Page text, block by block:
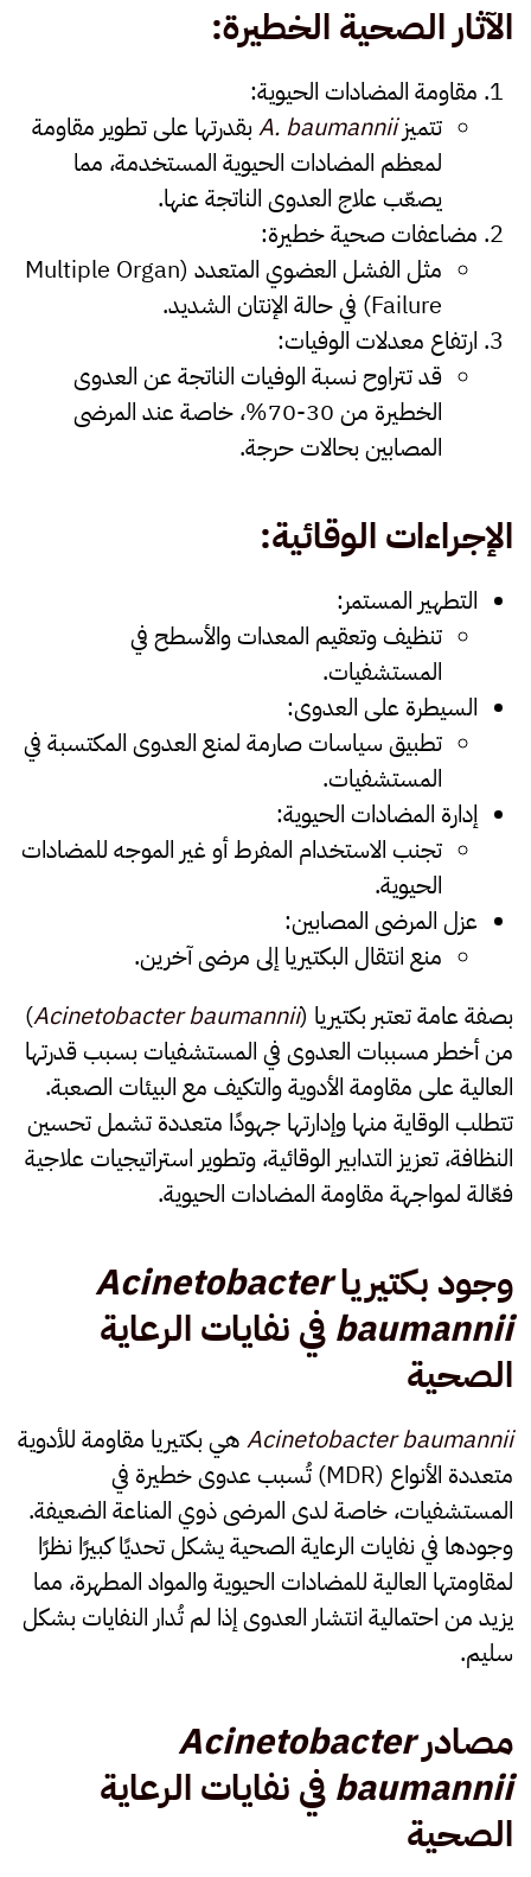
الآثار الصحية الخطيرة:
مقاومة المضادات الحيوية:
تتميزA. baumanniiبقدرتها على تطوير مقاومة
لمعظم المضادات الحيوية المستخدمة، مما
يصعّب علاج العدوى الناتجة عنها.
مضاعفات صحية خطيرة:
مثل الفشل العضوي المتعدد (Multiple Organ
Failure) في حالة الإنتان الشديد.
ارتفاع معدلات الوفيات:
قد تتراوح نسبة الوفيات الناتجة عن العدوى
الخطيرة من 30-70%، خاصة عند المرضى
المصابين بحالات حرجة.
الإجراءات الوقائية:
التطهير المستمر:
تنظيف وتعقيم المعدات والأسطح في
المستشفيات.
السيطرة على العدوى:
تطبيق سياسات صارمة لمنع العدوى المكتسبة في
المستشفيات.
إدارة المضادات الحيوية:
تجنب الاستخدام المفرط أو غير الموجه للمضادات
الحيوية.
عزل المرضى المصابين:
منع انتقال البكتيريا إلى مرضى آخرين.
بصفة عامة تعتبر بكتيريا (Acinetobacter baumannii
)
من أخطر مسببات العدوى في المستشفيات بسبب قدرتها
العالية على مقاومة الأدوية والتكيف مع البيئات الصعبة.
تتطلب الوقاية منها وإدارتها جهودًا متعددة تشمل تحسين
النظافة، تعزيز التدابير الوقائية، وتطوير استراتيجيات علاجية
فعّالة لمواجهة مقاومة المضادات الحيوية.
وجود بكتيرياAcinetobacter
baumannii في نفايات الرعاية
الصحية
Acinetobacter baumannii هي بكتيريا مقاومة للأدوية
متعددة الأنواع (MDR) تُسبب عدوى خطيرة في
المستشفيات، خاصة لدى المرضى ذوي المناعة الضعيفة.
وجودها في نفايات الرعاية الصحية يشكل تحديًا كبيرًا نظرًا
لمقاومتها العالية للمضادات الحيوية والمواد المطهرة، مما
يزيد من احتمالية انتشار العدوى إذا لم تُدار النفايات بشكل
سليم.
مصادرAcinetobacter
baumannii في نفايات الرعاية
الصحية